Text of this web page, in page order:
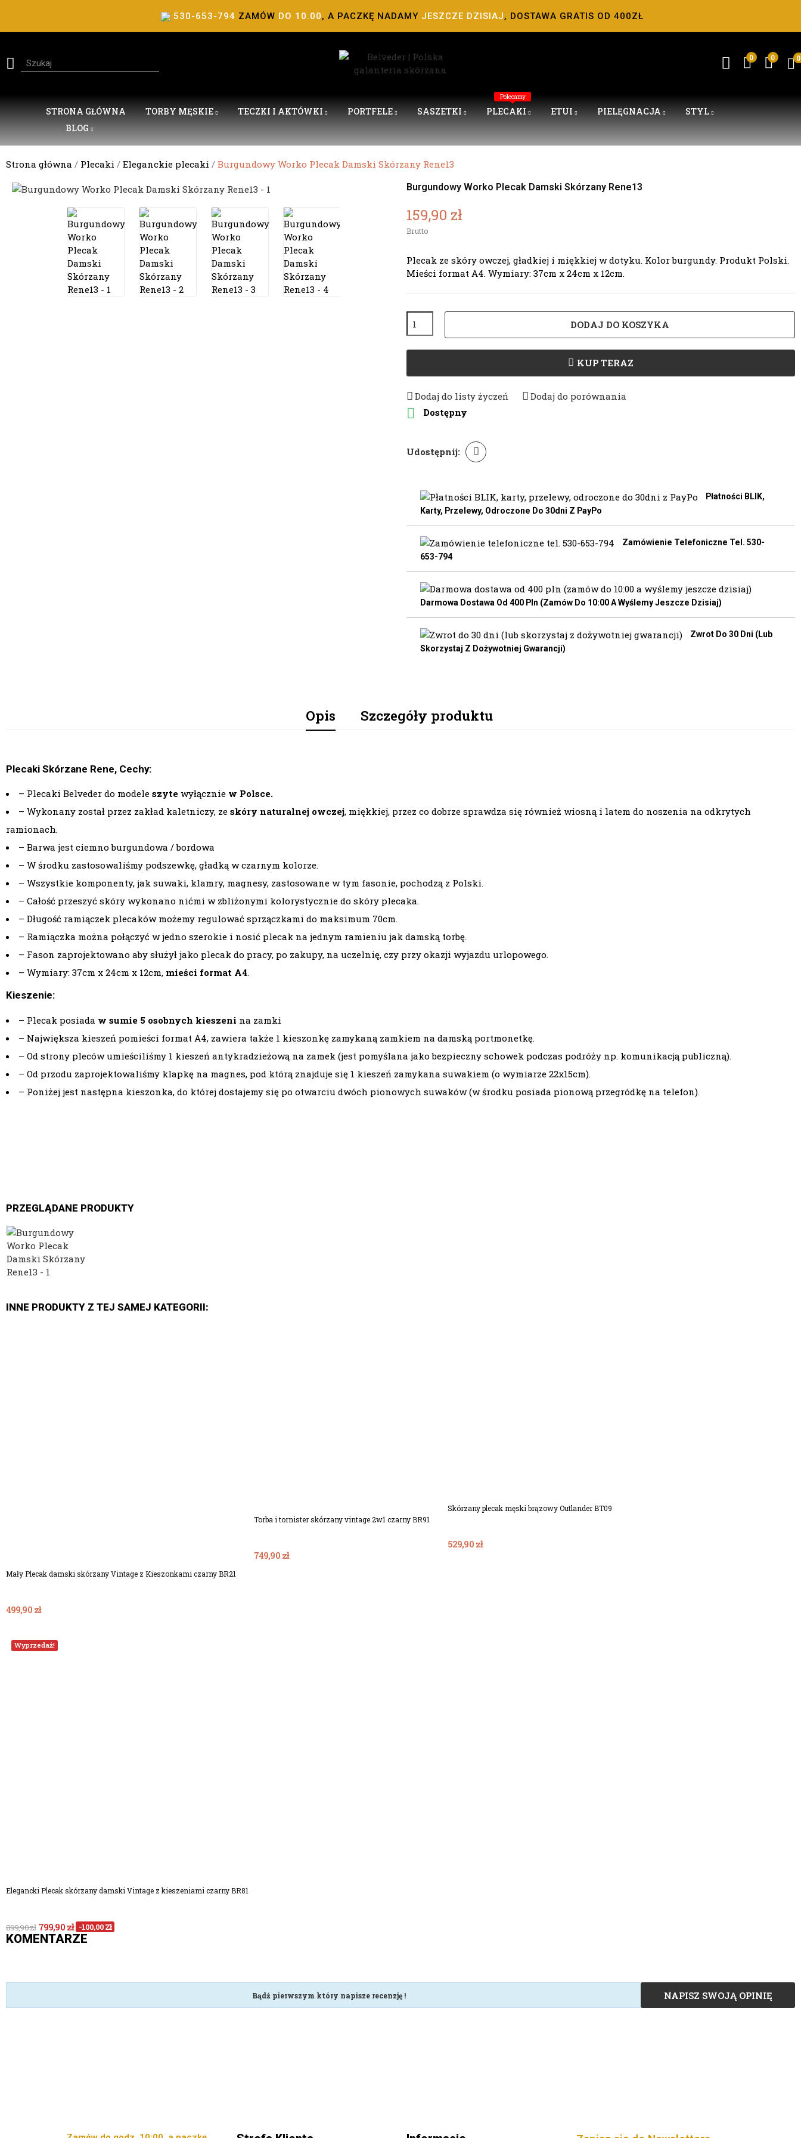
530-653-794 ZAMÓW DO 10.00, A PACZKĘ NADAMY JESZCZE DZISIAJ, DOSTAWA GRATIS OD 400ZŁ
0 0 0
STRONA GŁÓWNA TORBY MĘSKIE TECZKI I AKTÓWKI PORTFELE SASZETKI PLECAKI
Polecamy
ETUI PIELĘGNACJA
STYL
BLOG
Strona główna Plecaki Eleganckie plecaki Burgundowy Worko Plecak Damski Skórzany Rene13
Burgundowy Worko Plecak Damski Skórzany Rene13
159,90 zł
Brutto
Plecak ze skóry owczej, gładkiej i miękkiej w dotyku. Kolor burgundy. Produkt Polski.
Mieści format A4. Wymiary: 37cm x 24cm x 12cm.
DODAJ DO KOSZYKA
KUP TERAZ
Dodaj do listy życzeń Dodaj do porównania
 Dostępny
Udostępnij:
Płatności BLIK,
Karty, Przelewy, Odroczone Do 30dni Z PayPo
Zamówienie Telefoniczne Tel. 530-
653-794
Darmowa Dostawa Od 400 Pln (zamów Do 10:00 A Wyślemy Jeszcze Dzisiaj)
Zwrot Do 30 Dni (lub
Skorzystaj Z Dożywotniej Gwarancji)
Opis Szczegóły produktu
Plecaki Skórzane Rene, Cechy:
– Plecaki Belveder do modele szyte wyłącznie w Polsce.
– Wykonany został przez zakład kaletniczy, ze skóry naturalnej owczej, miękkiej, przez co dobrze sprawdza się również wiosną i latem do noszenia na odkrytych
ramionach.
– Barwa jest ciemno burgundowa / bordowa
– W środku zastosowaliśmy podszewkę, gładką w czarnym kolorze.
– Wszystkie komponenty, jak suwaki, klamry, magnesy, zastosowane w tym fasonie, pochodzą z Polski.
– Całość przeszyć skóry wykonano nićmi w zbliżonymi kolorystycznie do skóry plecaka.
– Długość ramiączek plecaków możemy regulować sprzączkami do maksimum 70cm.
– Ramiączka można połączyć w jedno szerokie i nosić plecak na jednym ramieniu jak damską torbę.
– Fason zaprojektowano aby służył jako plecak do pracy, po zakupy, na uczelnię, czy przy okazji wyjazdu urlopowego.
– Wymiary: 37cm x 24cm x 12cm, mieści format A4.
Kieszenie:
– Plecak posiada w sumie 5 osobnych kieszeni na zamki
– Największa kieszeń pomieści format A4, zawiera także 1 kieszonkę zamykaną zamkiem na damską portmonetkę.
– Od strony pleców umieściliśmy 1 kieszeń antykradzieżową na zamek (jest pomyślana jako bezpieczny schowek podczas podróży np. komunikacją publiczną).
– Od przodu zaprojektowaliśmy klapkę na magnes, pod którą znajduje się 1 kieszeń zamykana suwakiem (o wymiarze 22x15cm).
– Poniżej jest następna kieszonka, do której dostajemy się po otwarciu dwóch pionowych suwaków (w środku posiada pionową przegródkę na telefon).
PRZEGLĄDANE PRODUKTY
INNE PRODUKTY Z TEJ SAMEJ KATEGORII:
Mały Plecak damski skórzany Vintage z Kieszonkami czarny BR21
499,90 zł
Torba i tornister skórzany vintage 2w1 czarny BR91
749,90 zł
Skórzany plecak męski brązowy Outlander BT09
529,90 zł
Wyprzedaż!
Elegancki Plecak skórzany damski Vintage z kieszeniami czarny BR81
899,90 zł 799,90 zł -100,00 Zł
KOMENTARZE
NAPISZ SWOJĄ OPINIĘ
Bądź pierwszym który napisze recenzję !